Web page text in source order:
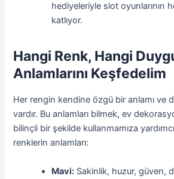
hediyeleriyle slot oyunlarının
katlıyor.
Hangi Renk, Hangi
Anlamlarını Keşfedelim
Her rengin kendine özgü bir anlamı ve
vardır. Bu anlamları bilmek, ev
bilinçli bir şekilde kullanmamıza
renklerin anlamları:
Mavi: Sakinlik, huzur, güven,